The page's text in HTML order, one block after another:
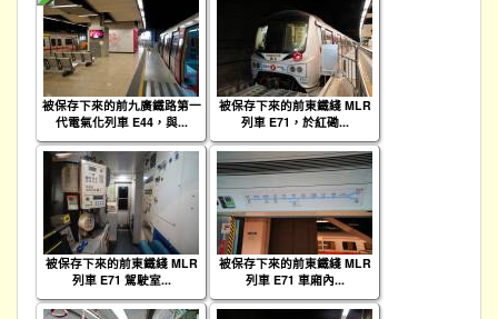
被保存下來的前九廣鐵路第一
代電氣化列車 E44，與...
被保存下來的前東鐵綫 MLR
列車 E71，於紅磡...
被保存下來的前東鐵綫 MLR
列車 E71 駕駛室...
被保存下來的前東鐵綫 MLR
列車 E71 車廂內...